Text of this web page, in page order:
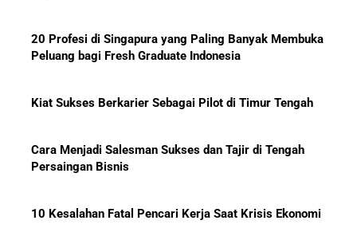
20 Profesi di Singapura yang Paling Banyak Membuka
Peluang bagi Fresh Graduate Indonesia
Kiat Sukses Berkarier Sebagai Pilot di Timur Tengah
Cara Menjadi Salesman Sukses dan Tajir di Tengah
Persaingan Bisnis
10 Kesalahan Fatal Pencari Kerja Saat Krisis Ekonomi